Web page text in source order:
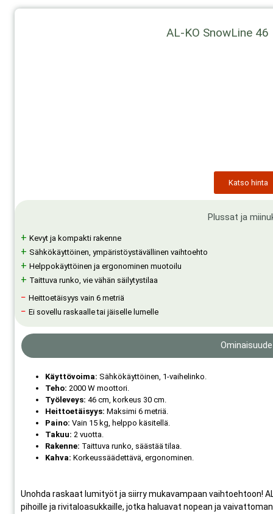
AL-KO SnowLine 46
Katso hinta
Plussat ja
+ Kevyt ja kompakti rakenne
+ Sähkökäyttöinen, ympäristöystävällinen vaihtoehto
+ Helppokäyttöinen ja ergonominen muotoilu
+ Taittuva runko, vie vähän säilytystilaa
− Heittoetäisyys vain 6 metriä
− Ei sovellu raskaalle tai jäiselle lumelle
Käyttövoima: Sähkökäyttöinen, 1-vaihelinko.
Teho: 2000 W moottori.
Työleveys: 46 cm, korkeus 30 cm.
Heittoetäisyys: Maksimi 6 metriä.
Paino: Vain 15 kg, helppo käsitellä.
Takuu: 2 vuotta.
Rakenne: Taittuva runko, säästää tilaa.
Kahva: Korkeussäädettävä, ergonominen.
Unohda raskaat lumityöt ja siirry mukavampaan vaihtoehtoon!
pihoille ja rivitaloasukkaille, jotka haluavat nopean ja